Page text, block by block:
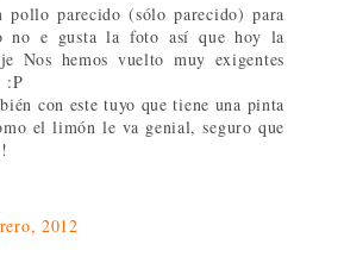
pollo parecido (sólo parecido) para
no e gusta la foto así que hoy la
Nos hemos vuelto muy exigentes
:P
con este tuyo que tiene una pinta
el limón le va genial, seguro que
2012